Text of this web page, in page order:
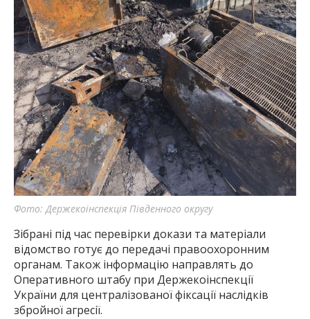
Фото: Держекоінспекція Південного округу
Зібрані під час перевірки докази та матеріали
відомство готує до передачі правоохоронним
органам. Також інформацію направлять до
Оперативного штабу при Держекоінспекції
України для централізованої фіксації наслідків
збройної агресії.